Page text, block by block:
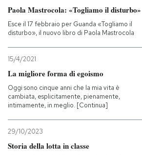
Paola Mastrocola: «Togliamo il disturbo»
Esce il 17 febbraio per Guanda «Togliamo il
disturbo», il nuovo libro di Paola Mastrocola
15/4/2021
La migliore forma di egoismo
Oggi sono cinque anni che la mia vita è
cambiata, esplicitamente, pienamente,
intimamente, in meglio. [Continua]
29/10/2023
Storia della lotta in classe